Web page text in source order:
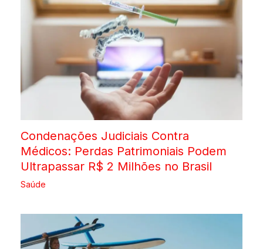
Condenações Judiciais Contra
Médicos: Perdas Patrimoniais Podem
Ultrapassar R$ 2 Milhões no Brasil
Saúde